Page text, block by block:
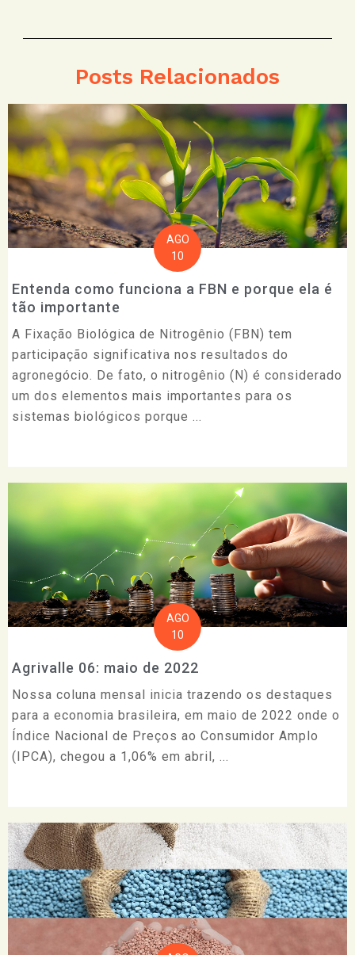
Posts Relacionados
AGO
10
Entenda como funciona a FBN e porque ela é
tão importante
A Fixação Biológica de Nitrogênio (FBN) tem
participação significativa nos resultados do
agronegócio. De fato, o nitrogênio (N) é considerado
um dos elementos mais importantes para os
sistemas biológicos porque ...
AGO
10
Agrivalle 06: maio de 2022
Nossa coluna mensal inicia trazendo os destaques
para a economia brasileira, em maio de 2022 onde o
Índice Nacional de Preços ao Consumidor Amplo
(IPCA), chegou a 1,06% em abril, ...